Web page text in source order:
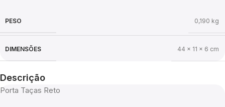
PESO 0,190 kg
DIMENSÕES 44 × 11 × 6 cm
Descrição
Porta Taças Reto